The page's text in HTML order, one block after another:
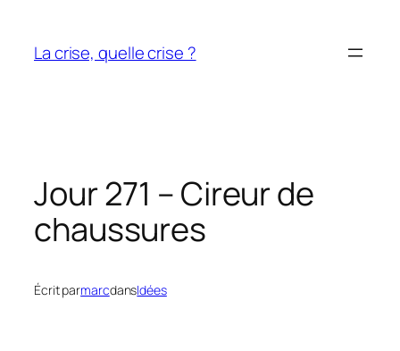
contenu
La crise, quelle crise ?
Jour 271 – Cireur de
chaussures
Écrit parmarcdansIdées